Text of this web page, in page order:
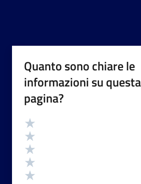
Quanto sono chiare le
informazioni su questa
pagina?
Valutazione